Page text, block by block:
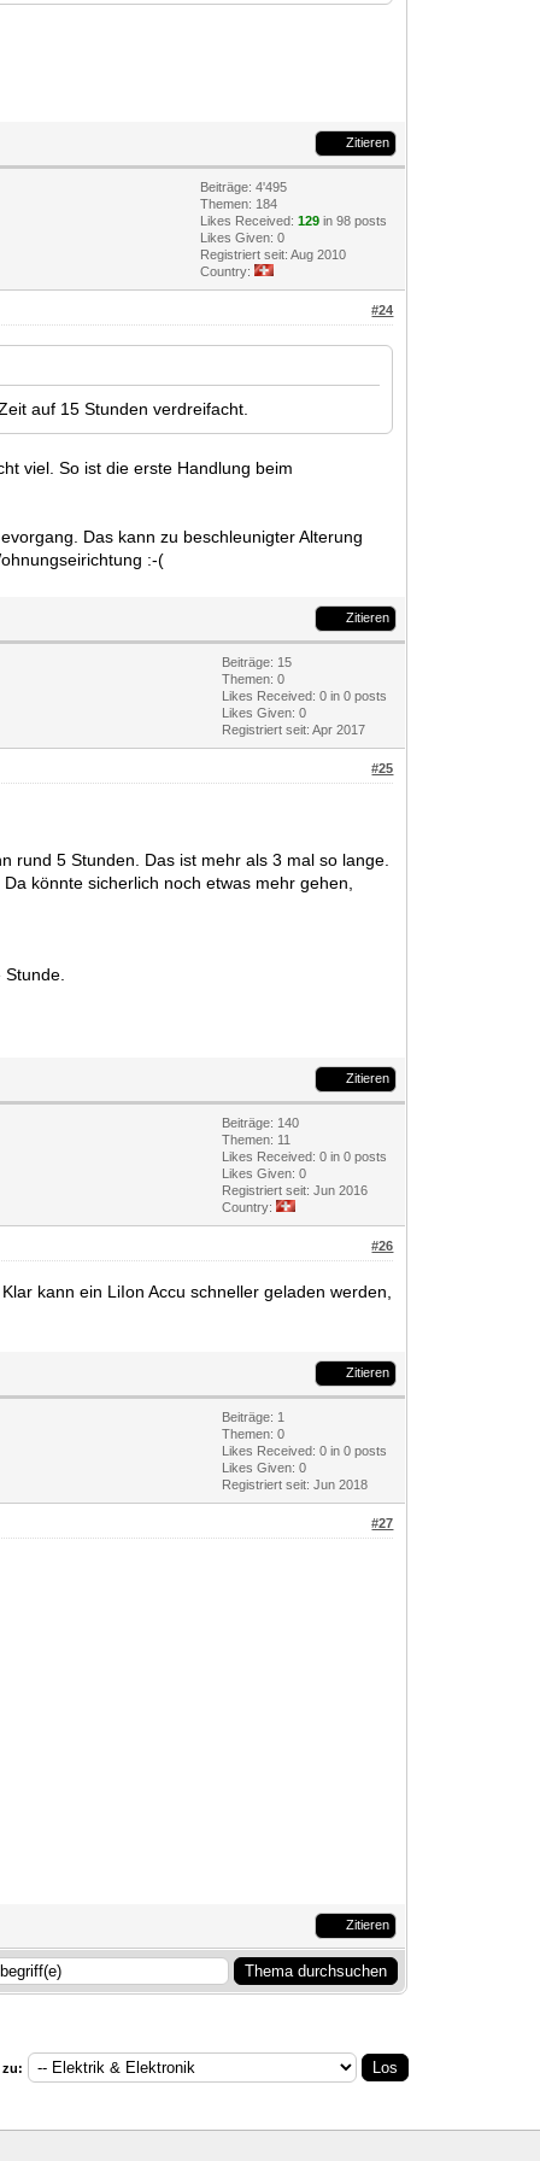
Zitieren
Beiträge: 4'495
Themen: 184
Likes Received:129 in 98 posts
Likes Given: 0
Registriert seit: Aug 2010
Country:
#24
auf 15 Stunden verdreifacht.
viel. So ist die erste Handlung beim
Das kann zu beschleunigter Alterung
:-(
Zitieren
Beiträge: 15
Themen: 0
Likes Received:0 in 0 posts
Likes Given: 0
Registriert seit: Apr 2017
#25
rund 5 Stunden. Das ist mehr als 3 mal so lange.
könnte sicherlich noch etwas mehr gehen,
Zitieren
Beiträge: 140
Themen: 11
Likes Received:0 in 0 posts
Likes Given: 0
Registriert seit: Jun 2016
Country:
#26
kann ein LiIon Accu schneller geladen werden,
Zitieren
Beiträge: 1
Themen: 0
Likes Received:0 in 0 posts
Likes Given: 0
Registriert seit: Jun 2018
#27
Zitieren
zu: